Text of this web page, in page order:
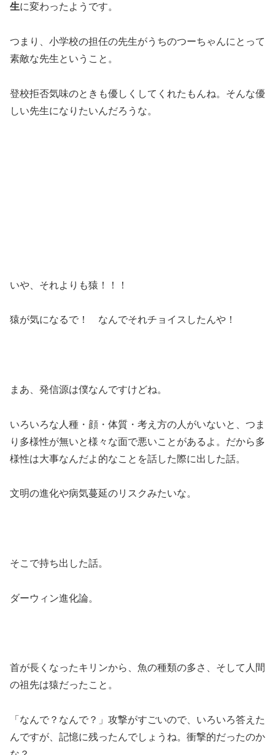
生に変わったようです。
つまり、小学校の担任の先生がうちのつーちゃんにとって
素敵な先生ということ。
登校拒否気味のときも優しくしてくれたもんね。そんな優
しい先生になりたいんだろうな。
いや、それよりも猿！！！
猿が気になるで！ なんでそれチョイスしたんや！
まあ、発信源は僕なんですけどね。
いろいろな人種・顔・体質・考え方の人がいないと、つま
り多様性が無いと様々な面で悪いことがあるよ。だから多
様性は大事なんだよ的なことを話した際に出した話。
文明の進化や病気蔓延のリスクみたいな。
そこで持ち出した話。
ダーウィン進化論。
首が長くなったキリンから、魚の種類の多さ、そして人間
の祖先は猿だったこと。
「なんで？なんで？」攻撃がすごいので、いろいろ答えた
んですが、記憶に残ったんでしょうね。衝撃的だったのか